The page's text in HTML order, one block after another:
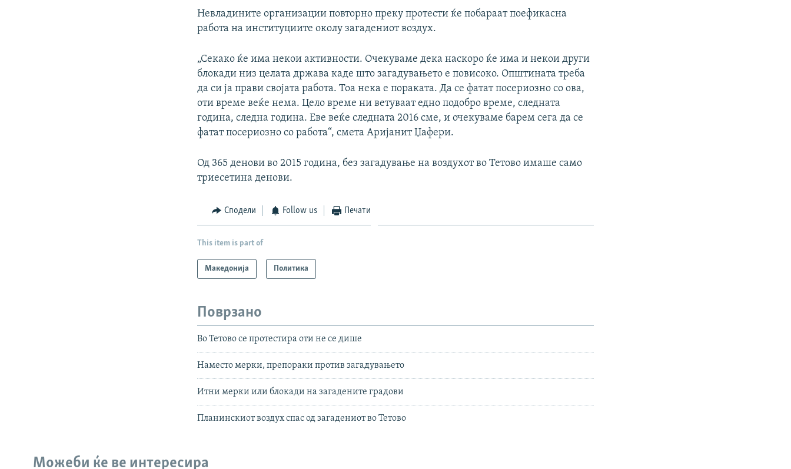
Невладините организации повторно преку протести ќе побараат поефикасна
работа на институциите околу загадениот воздух.
„Секако ќе има некои активности. Очекуваме дека наскоро ќе има и некои други
блокади низ целата држава каде што загадувањето е повисоко. Општината треба
да си ја прави својата работа. Тоа нека е пораката. Да се фатат посериозно со ова,
оти време веќе нема. Цело време ни ветуваат едно подобро време, следната
година, следна година. Еве веќе следната 2016 сме, и очекуваме барем сега да се
фатат посериозно со работа“, смета Аријанит Џафери.
Од 365 денови во 2015 година, без загадување на воздухот во Тетово имаше само
триесетина денови.
Сподели Follow us Печати
This item is part of
Македонија Политика
Поврзано
Во Тетово се протестира оти не се дише
Наместо мерки, препораки против загадувањето
Итни мерки или блокади на загадените градови
Планинскиот воздух спас од загадениот во Тетово
Можеби ќе ве интересира